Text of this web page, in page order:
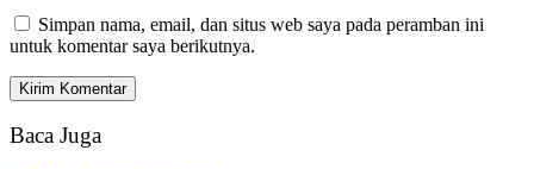
Simpan nama, email, dan situs web saya pada peramban ini
untuk komentar saya berikutnya.
Baca Juga